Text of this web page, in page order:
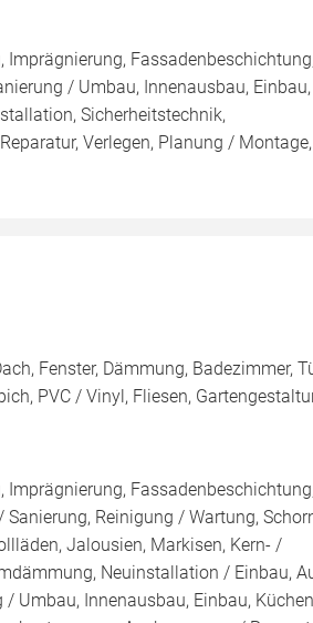
Imprägnierung,
/ Umbau, Innenausbau, Einbau,
Sicherheitstechnik,
Verlegen, Planung / Montage,
Fenster, Dämmung, Badezimmer,
PVC / Vinyl, Fliesen,
Imprägnierung,
Reinigung / Wartung,
Jalousien, Markisen, Kern- /
Neuinstallation / Einbau,
Umbau, Innenausbau, Einbau,